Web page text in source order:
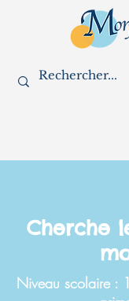
Cherche
Niveau scolaire :